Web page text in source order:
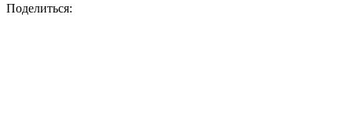
Поделиться: